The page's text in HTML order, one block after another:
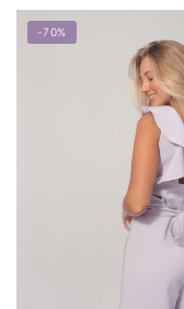
-70%